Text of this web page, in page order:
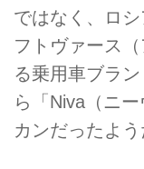
ではなく、ロ
フトヴァース
る乗用車ブラ
ら「Niva（ニ
カンだったよう